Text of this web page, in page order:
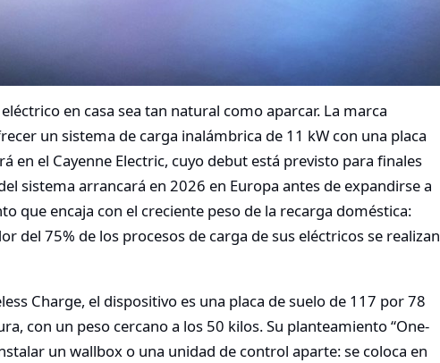
en casa sea tan natural como aparcar. La marca
un sistema de carga inalámbrica de 11 kW con una placa
en el Cayenne Electric, cuyo debut está previsto para finales
sistema arrancará en 2026 en Europa antes de expandirse a
que encaja con el creciente peso de la recarga doméstica:
del 75% de los procesos de carga de sus eléctricos se realizan
Charge, el dispositivo es una placa de suelo de 117 por 78
con un peso cercano a los 50 kilos. Su planteamiento “One-
un wallbox o una unidad de control aparte: se coloca en